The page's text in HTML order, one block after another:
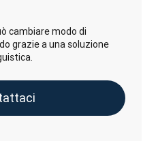
cambiare modo di
grazie a una soluzione